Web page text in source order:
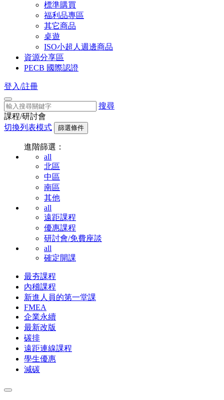
標準購買
福利品專區
其它商品
桌遊
ISO小超人週邊商品
資源分享區
PECB 國際認證
登入/註冊
搜尋
課程/研討會
切換列表模式
篩選條件
進階篩選：
all
北區
中區
南區
其他
all
遠距課程
優惠課程
研討會/免費座談
all
確定開課
最夯課程
內稽課程
新進人員的第一堂課
FMEA
企業永續
最新改版
碳排
遠距連線課程
學生優惠
減碳